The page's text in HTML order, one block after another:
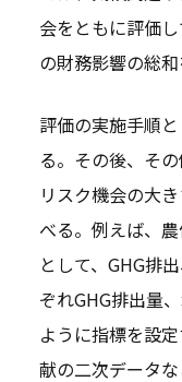
会をともに評価
の財務影響の総
評価の実施手順
る。その後、そ
リスク機会の大
べる。例えば、
として、GHG排
ぞれGHG排出量
ように指標を設
献の二次データ